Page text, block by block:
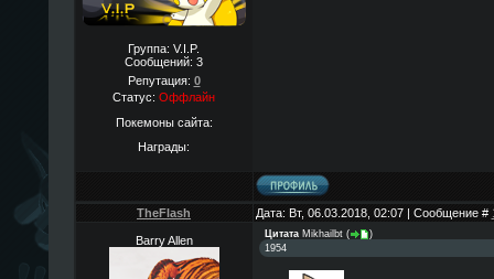
Группа: V.I.P.
Сообщений: 3
Репутация: 0
Статус: Оффлайн
Покемоны сайта:
Награды:
TheFlаsh Дата: Вт, 06.03.2018, 02:07 | Сообщение #
Barry Allen Цитата Mikhailbt(
)
1954